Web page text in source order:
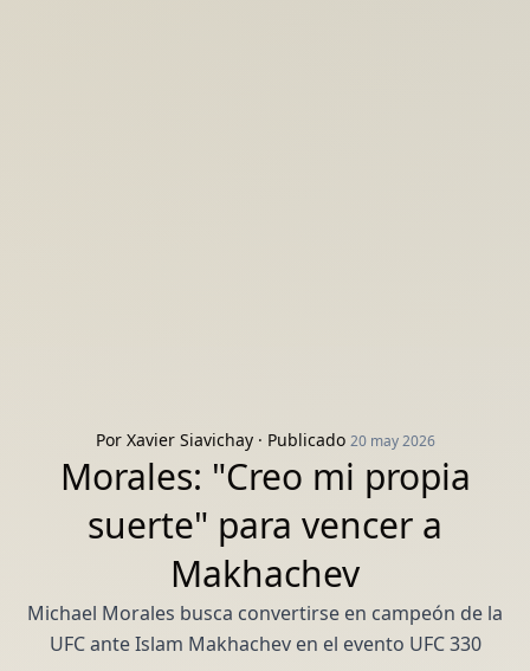
Por Xavier Siavichay· Publicado 20 may 2026
Morales: "Creo mi propia
suerte" para vencer a
Makhachev
Michael Morales busca convertirse en campeón de la
UFC ante Islam Makhachev en el evento UFC 330